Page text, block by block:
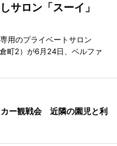
サロン「スーイ」
用のプライベートサロン
町2）が6月24日、ベルファ
ー観戦会 近隣の園児と利